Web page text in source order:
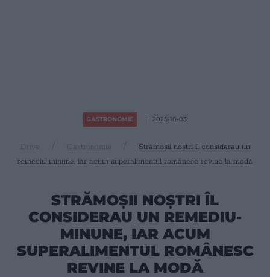
GASTRONOMIE 2025-10-03
Drive Gastronomie
Strămoșii noștri îl considerau un
remediu-minune, iar acum superalimentul românesc revine la modă
STRĂMOȘII NOȘTRI ÎL
CONSIDERAU UN REMEDIU-
MINUNE, IAR ACUM
SUPERALIMENTUL ROMÂNESC
REVINE LA MODĂ